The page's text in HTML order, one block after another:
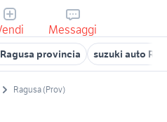
Messaggi
provincia suzuki auto
Ragusa (Prov)